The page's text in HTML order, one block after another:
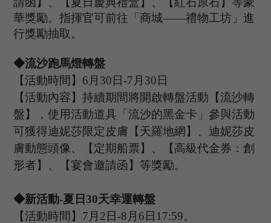
華獎勵。指揮官可前往「商城——禮物工坊」進
行獎勵抽取。
◆流沙跑馬燈轉盤
【活動時間】 6 月 30日-7 月 30日
【活動內容】持續期間將開啟轉盤活動【流沙轉
盤】，使用活動道具 「流沙的黑金卡」 參與活動
可獲得迪妮莎限定皮膚【天羅地網】、迪妮莎皮
膚動態頭像、【定期船票】、【高級代金券：創
形者】、【宴會邀請函】等獎勵。
◆新活動-夏日 30天幸運轉盤
【活動時間】 7 月 2 日-8 月 6日 1 7:59。